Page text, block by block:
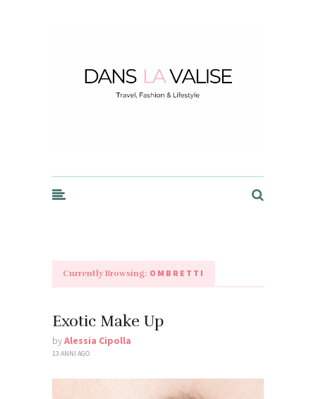
Currently Browsing: OMBRETTI
Exotic Make Up
byAlessia Cipolla
13 ANNI AGO